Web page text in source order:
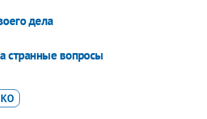
дела
странные вопросы